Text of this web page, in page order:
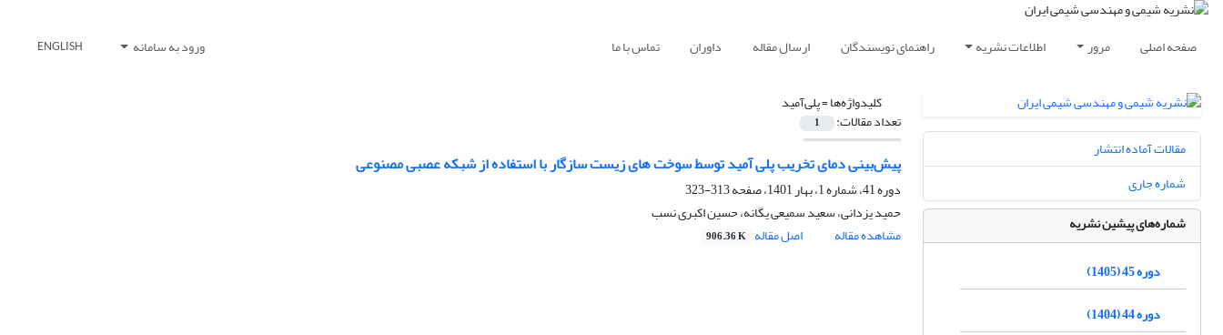
صفحه اصلی مرور اطلاعات نشریه راهنمای نویسندگان ارسال مقاله داوران تماس با ما ورود به سامانه ENGLISH
کلیدواژه‌ها =پلی‌آمید
تعداد مقالات: 1
پیش‌بینی دمای تخریب پلی آمید توسط سوخت های زیست سازگار با استفاده از شبکه عصبی مصنوعی
دوره 41، شماره 1، بهار 1401، صفحه
313-323
حمید یزدانی، سعید سمیعی یگانه، حسین اکبری نسب
مشاهده مقاله
اصل مقاله 906.36 K
مقالات آماده انتشار
شماره جاری
شماره‌های پیشین نشریه
دوره 45 (1405)
دوره 44 (1404)